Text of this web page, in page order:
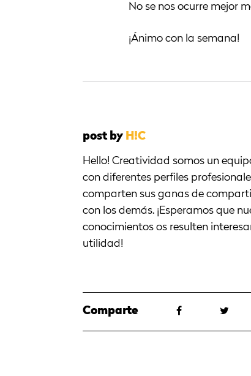
No se nos ocurre mejor
¡Ánimo con la semana!
post by H!C
Hello! Creatividad somos un
con diferentes perfiles
comparten sus ganas de
con los demás. ¡Esperamos que
conocimientos os resulten
utilidad!
Comparte